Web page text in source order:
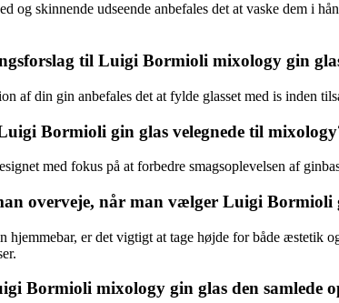
og skinnende udseende anbefales det at vaske dem i
til Luigi Bormioli mixology gin
af din gin anbefales det at fylde glasset med is inden
Bormioli gin glas velegnede til
med fokus på at forbedre smagsoplevelsen af
overveje, når man vælger Luigi Bormioli
hjemmebar, er det vigtigt at tage højde for både
Bormioli mixology gin glas den samlede